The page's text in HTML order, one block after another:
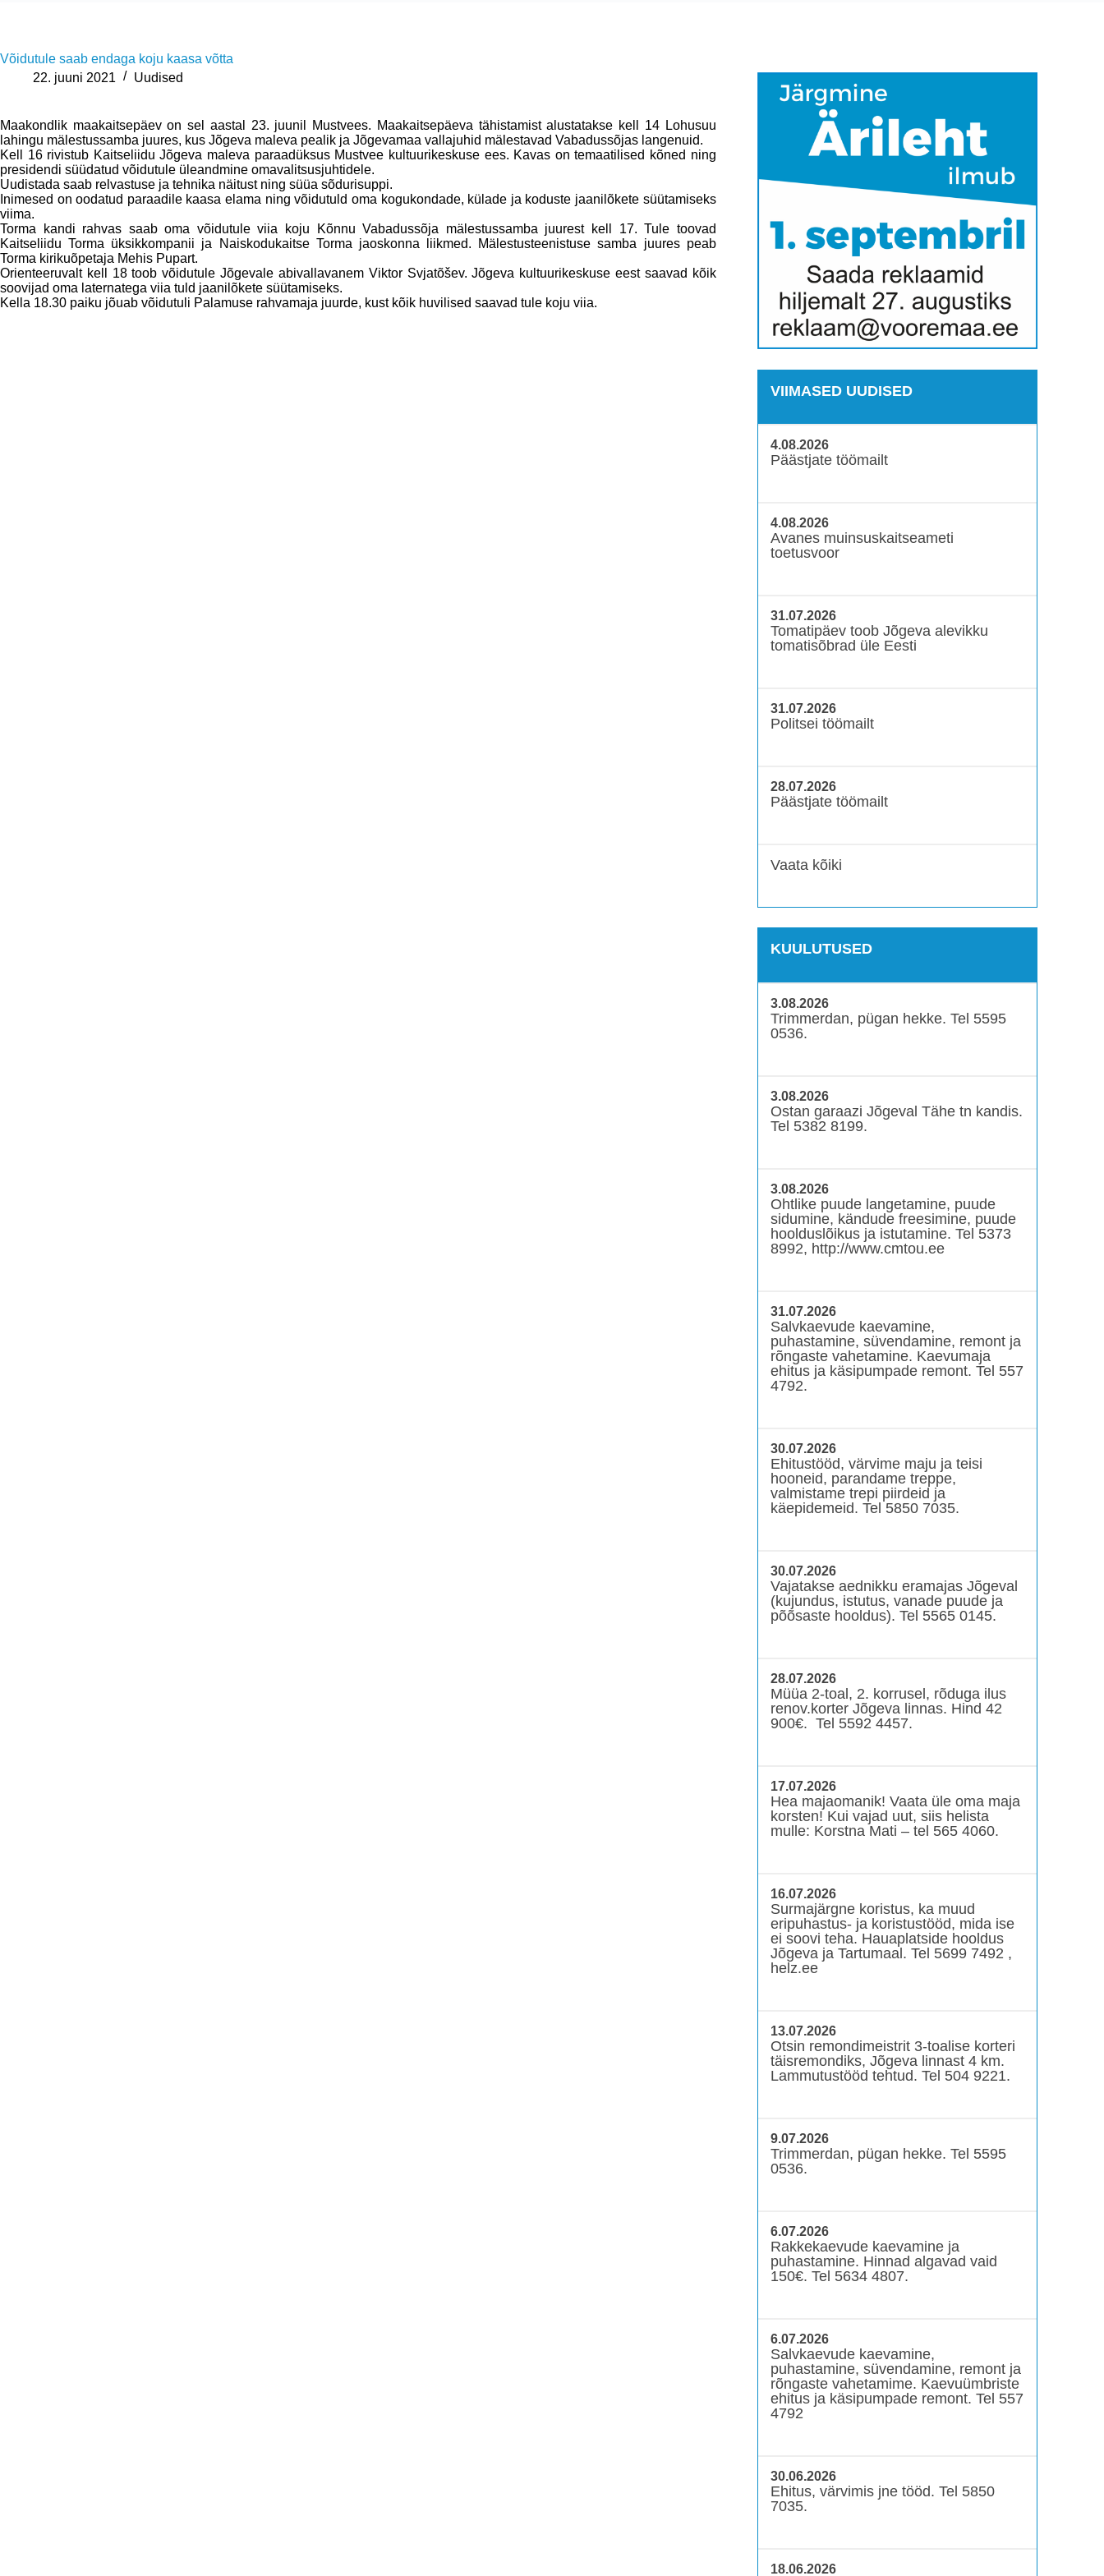
Võidutule saab endaga koju kaasa võtta
22. juuni 2021
Uudised
Maakondlik maakaitsepäev on sel aastal 23. juunil Mustvees. Maakaitsepäeva tähistamist alustatakse kell 14 Lohusuu
lahingu mälestussamba juures, kus Jõgeva maleva pealik ja Jõgevamaa vallajuhid mälestavad Vabadussõjas langenuid.
Kell 16 rivistub Kaitseliidu Jõgeva maleva paraadüksus Mustvee kultuurikeskuse ees. Kavas on temaatilised kõned ning
presidendi süüdatud võidutule üleandmine omavalitsusjuhtidele.
Uudistada saab relvastuse ja tehnika näitust ning süüa sõdurisuppi.
Inimesed on oodatud paraadile kaasa elama ning võidutuld oma kogukondade, külade ja koduste jaanilõkete süütamiseks
viima.
Torma kandi rahvas saab oma võidutule viia koju Kõnnu Vabadussõja mälestussamba juurest kell 17. Tule toovad
Kaitseliidu Torma üksikkompanii ja Naiskodukaitse Torma jaoskonna liikmed. Mälestusteenistuse samba juures peab
Torma kirikuõpetaja Mehis Pupart.
Orienteeruvalt kell 18 toob võidutule Jõgevale abivallavanem Viktor Svjatõšev. Jõgeva kultuurikeskuse eest saavad kõik
soovijad oma laternatega viia tuld jaanilõkete süütamiseks.
Kella 18.30 paiku jõuab võidutuli Palamuse rahvamaja juurde, kust kõik huvilised saavad tule koju viia.
VIIMASED UUDISED
4.08.2026
Päästjate töömailt
4.08.2026
Avanes muinsuskaitseameti
toetusvoor
31.07.2026
Tomatipäev toob Jõgeva alevikku
tomatisõbrad üle Eesti
31.07.2026
Politsei töömailt
28.07.2026
Päästjate töömailt
Vaata kõiki
KUULUTUSED
3.08.2026
Trimmerdan, pügan hekke. Tel 5595
0536.
3.08.2026
Ostan garaazi Jõgeval Tähe tn kandis.
Tel 5382 8199.
3.08.2026
Ohtlike puude langetamine, puude
sidumine, kändude freesimine, puude
hoolduslõikus ja istutamine. Tel 5373
8992, http://www.cmtou.ee
31.07.2026
Salvkaevude kaevamine,
puhastamine, süvendamine, remont ja
rõngaste vahetamine. Kaevumaja
ehitus ja käsipumpade remont. Tel 557
4792.
30.07.2026
Ehitustööd, värvime maju ja teisi
hooneid, parandame treppe,
valmistame trepi piirdeid ja
käepidemeid. Tel 5850 7035.
30.07.2026
Vajatakse aednikku eramajas Jõgeval
(kujundus, istutus, vanade puude ja
põõsaste hooldus). Tel 5565 0145.
28.07.2026
Müüa 2-toal, 2. korrusel, rõduga ilus
renov.korter Jõgeva linnas. Hind 42
900€. Tel 5592 4457.
17.07.2026
Hea majaomanik! Vaata üle oma maja
korsten! Kui vajad uut, siis helista
mulle: Korstna Mati – tel 565 4060.
16.07.2026
Surmajärgne koristus, ka muud
eripuhastus- ja koristustööd, mida ise
ei soovi teha. Hauaplatside hooldus
Jõgeva ja Tartumaal. Tel 5699 7492 ,
helz.ee
13.07.2026
Otsin remondimeistrit 3-toalise korteri
täisremondiks, Jõgeva linnast 4 km.
Lammutustööd tehtud. Tel 504 9221.
9.07.2026
Trimmerdan, pügan hekke. Tel 5595
0536.
6.07.2026
Rakkekaevude kaevamine ja
puhastamine. Hinnad algavad vaid
150€. Tel 5634 4807.
6.07.2026
Salvkaevude kaevamine,
puhastamine, süvendamine, remont ja
rõngaste vahetamime. Kaevuümbriste
ehitus ja käsipumpade remont. Tel 557
4792
30.06.2026
Ehitus, värvimis jne tööd. Tel 5850
7035.
18.06.2026